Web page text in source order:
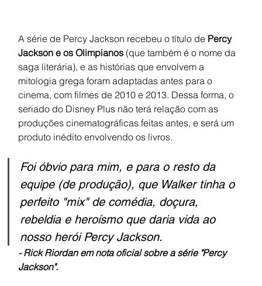
A série de Percy Jackson recebeu o título de Percy
Jackson e os Olimpianos (que também é o nome da
saga literária), e as histórias que envolvem a
mitologia grega foram adaptadas antes para o
cinema, com filmes de 2010 e 2013. Dessa forma, o
seriado do Disney Plus não terá relação com as
produções cinematográficas feitas antes, e será um
produto inédito envolvendo os livros.
Foi óbvio para mim, e para o resto da
equipe (de produção), que Walker tinha o
perfeito "mix" de comédia, doçura,
rebeldia e heroísmo que daria vida ao
nosso herói Percy Jackson.
- Rick Riordan em nota oficial sobre a série "Percy
Jackson".